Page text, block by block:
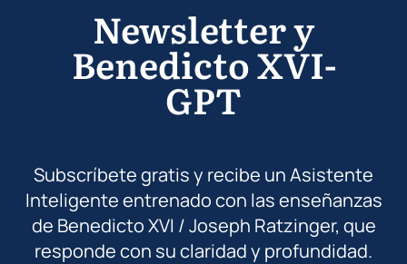
Newsletter y
Benedicto XVI-
GPT
Subscríbete gratis y recibe un Asistente
Inteligente entrenado con las enseñanzas
de Benedicto XVI / Joseph Ratzinger, que
responde con su claridad y profundidad.